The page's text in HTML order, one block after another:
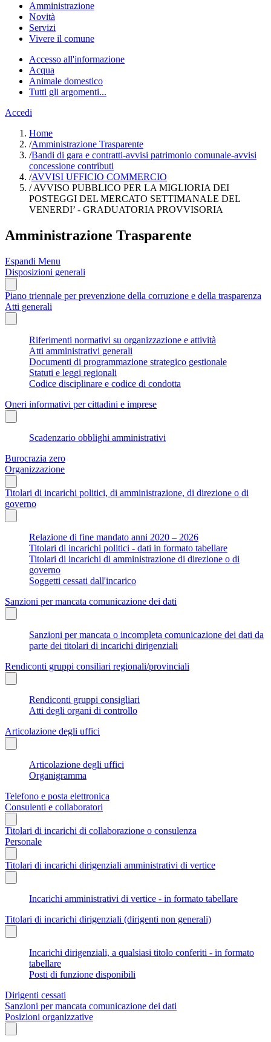
Amministrazione
Novità
Servizi
Vivere il comune
Accesso all'informazione
Acqua
Animale domestico
Tutti gli argomenti...
Accedi
Home
/Amministrazione Trasparente
/Bandi di gara e contratti-avvisi patrimonio comunale-avvisi
concessione contributi
/AVVISI UFFICIO COMMERCIO
/AVVISO PUBBLICO PER LA MIGLIORIA DEI
POSTEGGI DEL MERCATO SETTIMANALE DEL
VENERDI’ - GRADUATORIA PROVVISORIA
Amministrazione Trasparente
Espandi Menu
Disposizioni generali
Piano triennale per prevenzione della corruzione e della trasparenza
Atti generali
Riferimenti normativi su organizzazione e attività
Atti amministrativi generali
Documenti di programmazione strategico gestionale
Statuti e leggi regionali
Codice disciplinare e codice di condotta
Oneri informativi per cittadini e imprese
Scadenzario obblighi amministrativi
Burocrazia zero
Organizzazione
Titolari di incarichi politici, di amministrazione, di direzione o di
governo
Relazione di fine mandato anni 2020 – 2026
Titolari di incarichi politici - dati in formato tabellare
Titolari di incarichi di amministrazione di direzione o di
governo
Soggetti cessati dall'incarico
Sanzioni per mancata comunicazione dei dati
Sanzioni per mancata o incompleta comunicazione dei dati da
parte dei titolari di incarichi dirigenziali
Rendiconti gruppi consiliari regionali/provinciali
Rendiconti gruppi consigliari
Atti degli organi di controllo
Articolazione degli uffici
Articolazione degli uffici
Organigramma
Telefono e posta elettronica
Consulenti e collaboratori
Titolari di incarichi di collaborazione o consulenza
Personale
Titolari di incarichi dirigenziali amministrativi di vertice
Incarichi amministrativi di vertice - in formato tabellare
Titolari di incarichi dirigenziali (dirigenti non generali)
Incarichi dirigenziali, a qualsiasi titolo conferiti - in formato
tabellare
Posti di funzione disponibili
Dirigenti cessati
Sanzioni per mancata comunicazione dei dati
Posizioni organizzative